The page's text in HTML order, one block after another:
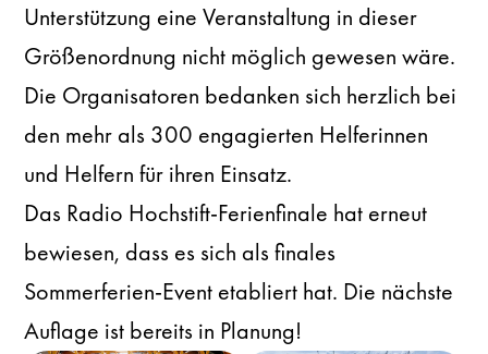
Unterstützung eine Veranstaltung in dieser
Größenordnung nicht möglich gewesen wäre.
Die Organisatoren bedanken sich herzlich bei
den mehr als 300 engagierten Helferinnen
und Helfern für ihren Einsatz.
Das Radio Hochstift-Ferienfinale hat erneut
bewiesen, dass es sich als finales
Sommerferien-Event etabliert hat. Die nächste
Auflage ist bereits in Planung!